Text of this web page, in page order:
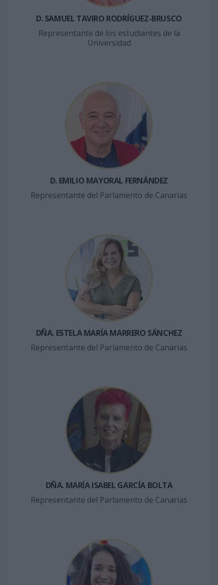
D. SAMUEL TAVIRO RODRÍGUEZ-BRUSCO
Representante de los estudiantes de la
Universidad
D. EMILIO MAYORAL FERNÁNDEZ
Representante del Parlamento de Canarias
DÑA. ESTELA MARÍA MARRERO SÁNCHEZ
Representante del Parlamento de Canarias
DÑA. MARÍA ISABEL GARCÍA BOLTA
Representante del Parlamento de Canarias